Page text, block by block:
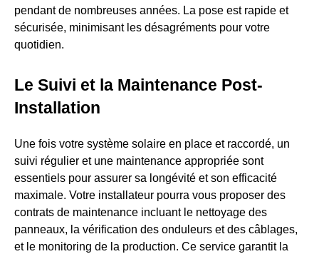
pendant de nombreuses années. La pose est rapide et
sécurisée, minimisant les désagréments pour votre
quotidien.
Le Suivi et la Maintenance Post-
Installation
Une fois votre système solaire en place et raccordé, un
suivi régulier et une maintenance appropriée sont
essentiels pour assurer sa longévité et son efficacité
maximale. Votre installateur pourra vous proposer des
contrats de maintenance incluant le nettoyage des
panneaux, la vérification des onduleurs et des câblages,
et le monitoring de la production. Ce service garantit la